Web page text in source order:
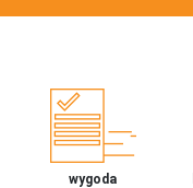
wygoda